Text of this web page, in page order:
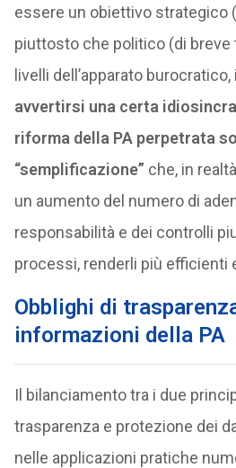
essere un obiettivo strategico
piuttosto che politico (di breve
livelli dell’apparato
avvertirsi una certa
riforma della PA perpetrata
“semplificazione” che, in
un aumento del numero di
responsabilità e dei controlli
processi, renderli più efficienti
Obblighi di
informazioni della PA
Il bilanciamento tra i due
trasparenza e protezione dei
nelle applicazioni pratiche